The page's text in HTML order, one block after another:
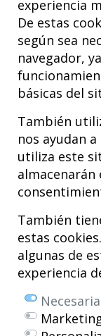
experiencia
De estas
según sea
navegador,
básicas del
También
nos ayudan
utiliza este
almacenarán
También
estas
algunas de
experiencia
el equipo médico
valorará y
utilización de esta
Hospital MiKS
C/ Duque de
01010 - Vitoria-Gasteiz
Tel. +34 945 252
El Hospital MiKS es
de patologías del
pediátrica como